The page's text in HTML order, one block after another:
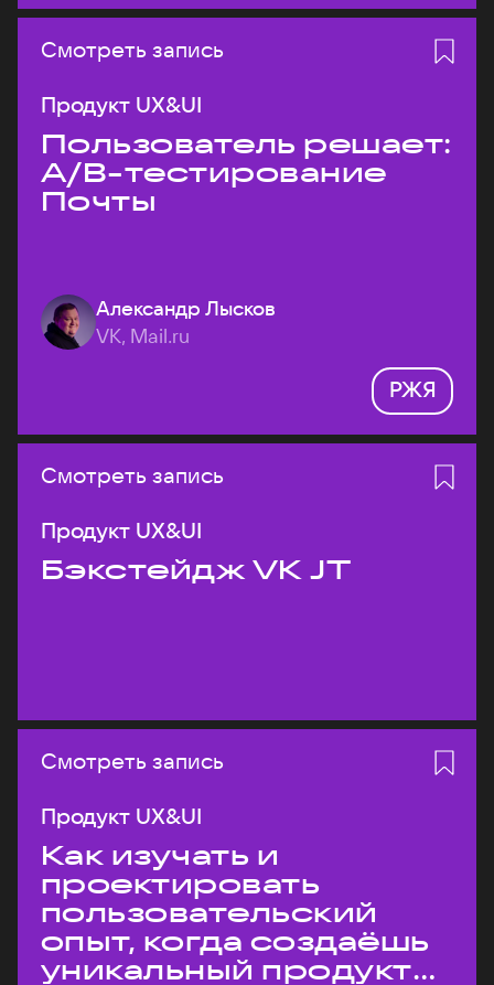
Смотреть запись
Продукт UX&UI
Пользователь решает:
A/B-тестирование
Почты
Александр Лысков
VK, Mail.ru
РЖЯ
Смотреть запись
Продукт UX&UI
Бэкстейдж VK JT
Смотреть запись
Продукт UX&UI
Как изучать и
проектировать
пользовательский
опыт, когда создаёшь
уникальный продукт